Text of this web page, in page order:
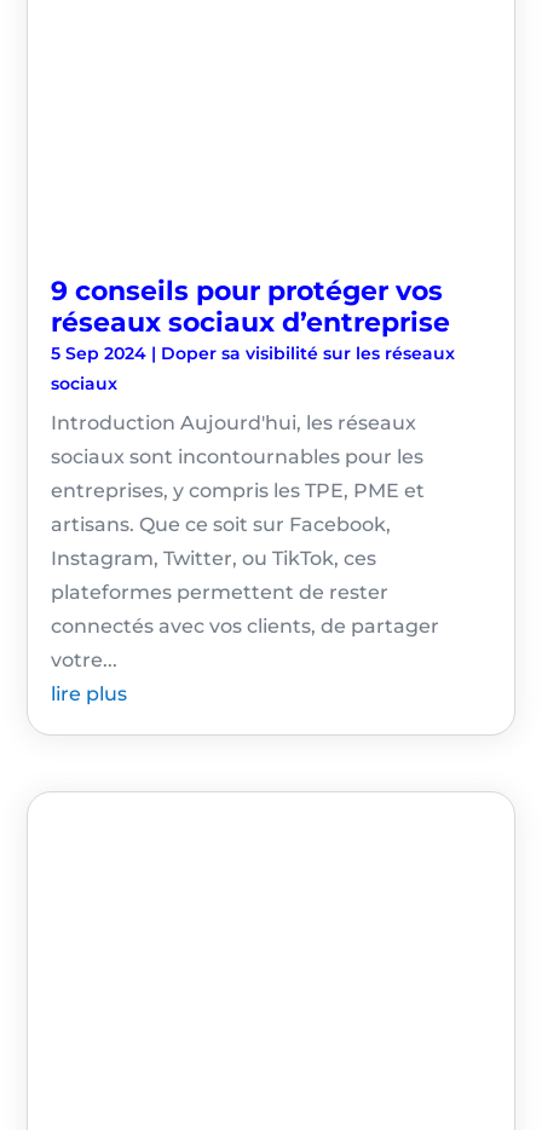
9 conseils pour protéger vos
réseaux sociaux d’entreprise
5 Sep 2024 | Doper sa visibilité sur les réseaux
sociaux
Introduction Aujourd'hui, les réseaux
sociaux sont incontournables pour les
entreprises, y compris les TPE, PME et
artisans. Que ce soit sur Facebook,
Instagram, Twitter, ou TikTok, ces
plateformes permettent de rester
connectés avec vos clients, de partager
votre...
lire plus